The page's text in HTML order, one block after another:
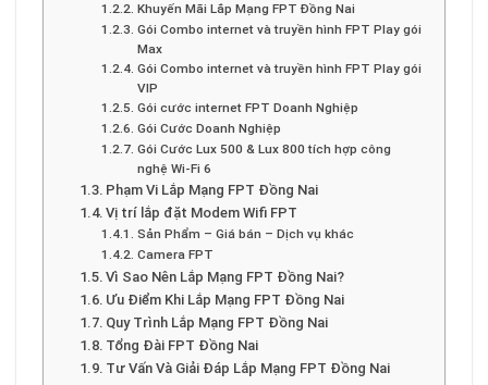
Khuyến Mãi Lắp Mạng FPT Đồng Nai
Gói Combo internet và truyền hình FPT Play gói
Max
Gói Combo internet và truyền hình FPT Play gói
VIP
Gói cước internet FPT Doanh Nghiệp
Gói Cước Doanh Nghiệp
Gói Cước Lux 500 & Lux 800 tích hợp công
nghệ Wi-Fi 6
Phạm Vi Lắp Mạng FPT Đồng Nai
Vị trí lắp đặt Modem Wifi FPT
Sản Phẩm – Giá bán – Dịch vụ khác
Camera FPT
Vì Sao Nên Lắp Mạng FPT Đồng Nai?
Ưu Điểm Khi Lắp Mạng FPT Đồng Nai
Quy Trình Lắp Mạng FPT Đồng Nai
Tổng Đài FPT Đồng Nai
Tư Vấn Và Giải Đáp Lắp Mạng FPT Đồng Nai